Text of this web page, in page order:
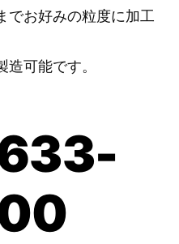
でお好みの粒度に加工
可能です。